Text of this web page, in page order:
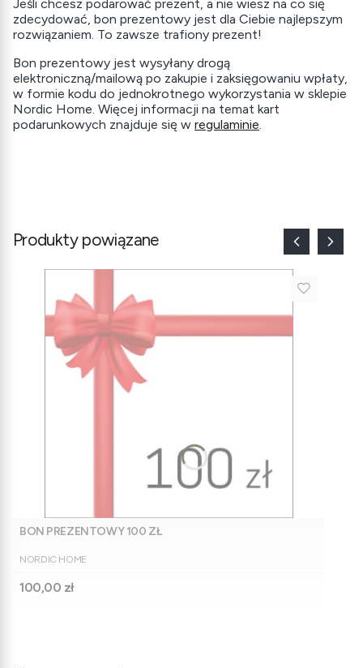
Jeśli chcesz podarować prezent, a nie wiesz na co się
zdecydować, bon prezentowy jest dla Ciebie najlepszym
rozwiązaniem. To zawsze trafiony prezent!
Bon prezentowy jest wysyłany drogą
elektroniczną/mailową po zakupie i zaksięgowaniu wpłaty,
w formie kodu do jednokrotnego wykorzystania w sklepie
Nordic Home. Więcej informacji na temat kart
podarunkowych znajduje się w regulaminie.
Produkty powiązane
BON PREZENTOWY 100 ZŁ
PRODUCENT
NORDIC HOME
Cena
100,00 zł